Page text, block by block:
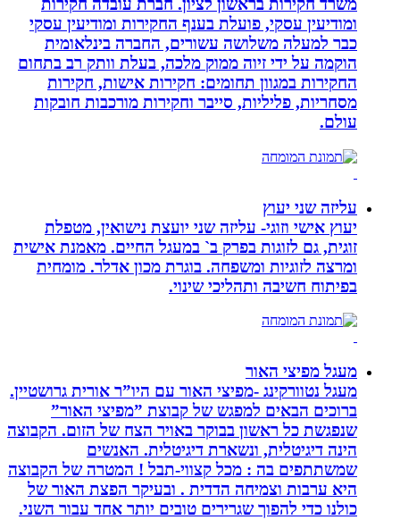
משרד חקירות בראשון לציון. חברת עובדה חקירות
ומודיעין עסקי, פועלת בענף החקירות ומודיעין עסקי
כבר למעלה משלושה עשורים, החברה בינלאומית
הוקמה על ידי זיוה ממוק מלכה, בעלת וותק רב בתחום
החקירות במגוון תחומים: חקירות אישות, חקירות
מסחריות, פליליות, סייבר וחקירות מורכבות חובקות
עולם.
עליזה שני יעוץ
יעוץ אישי וזוגי- עליזה שני יועצת נישואין, מטפלת
זוגית, גם לזוגות בפרק ב` במעגל החיים. מאמנת אישית
ומרצה לזוגיות ומשפחה. בוגרת מכון אדלר. מומחית
בפיתוח חשיבה ותהליכי שינוי.
מעגל מפיצי האור
מעגל נטוורקינג -מפיצי האור עם היו”ר אורית גרושטיין.
ברוכים הבאים למפגש של קבוצת ”מפיצי האור”
שנפגשת כל ראשון בבוקר באויר הצח של הזום. הקבוצה
הינה דיגיטלית, ונשארת דיגיטלית. האנשים
שמשתתפים בה : מכל קצווי-תבל ! המטרה של הקבוצה
היא ערבות וצמיחה הדדית . ובעיקר הפצת האור של
כולנו כדי להפוך שגרירים טובים יותר אחד עבור השני.